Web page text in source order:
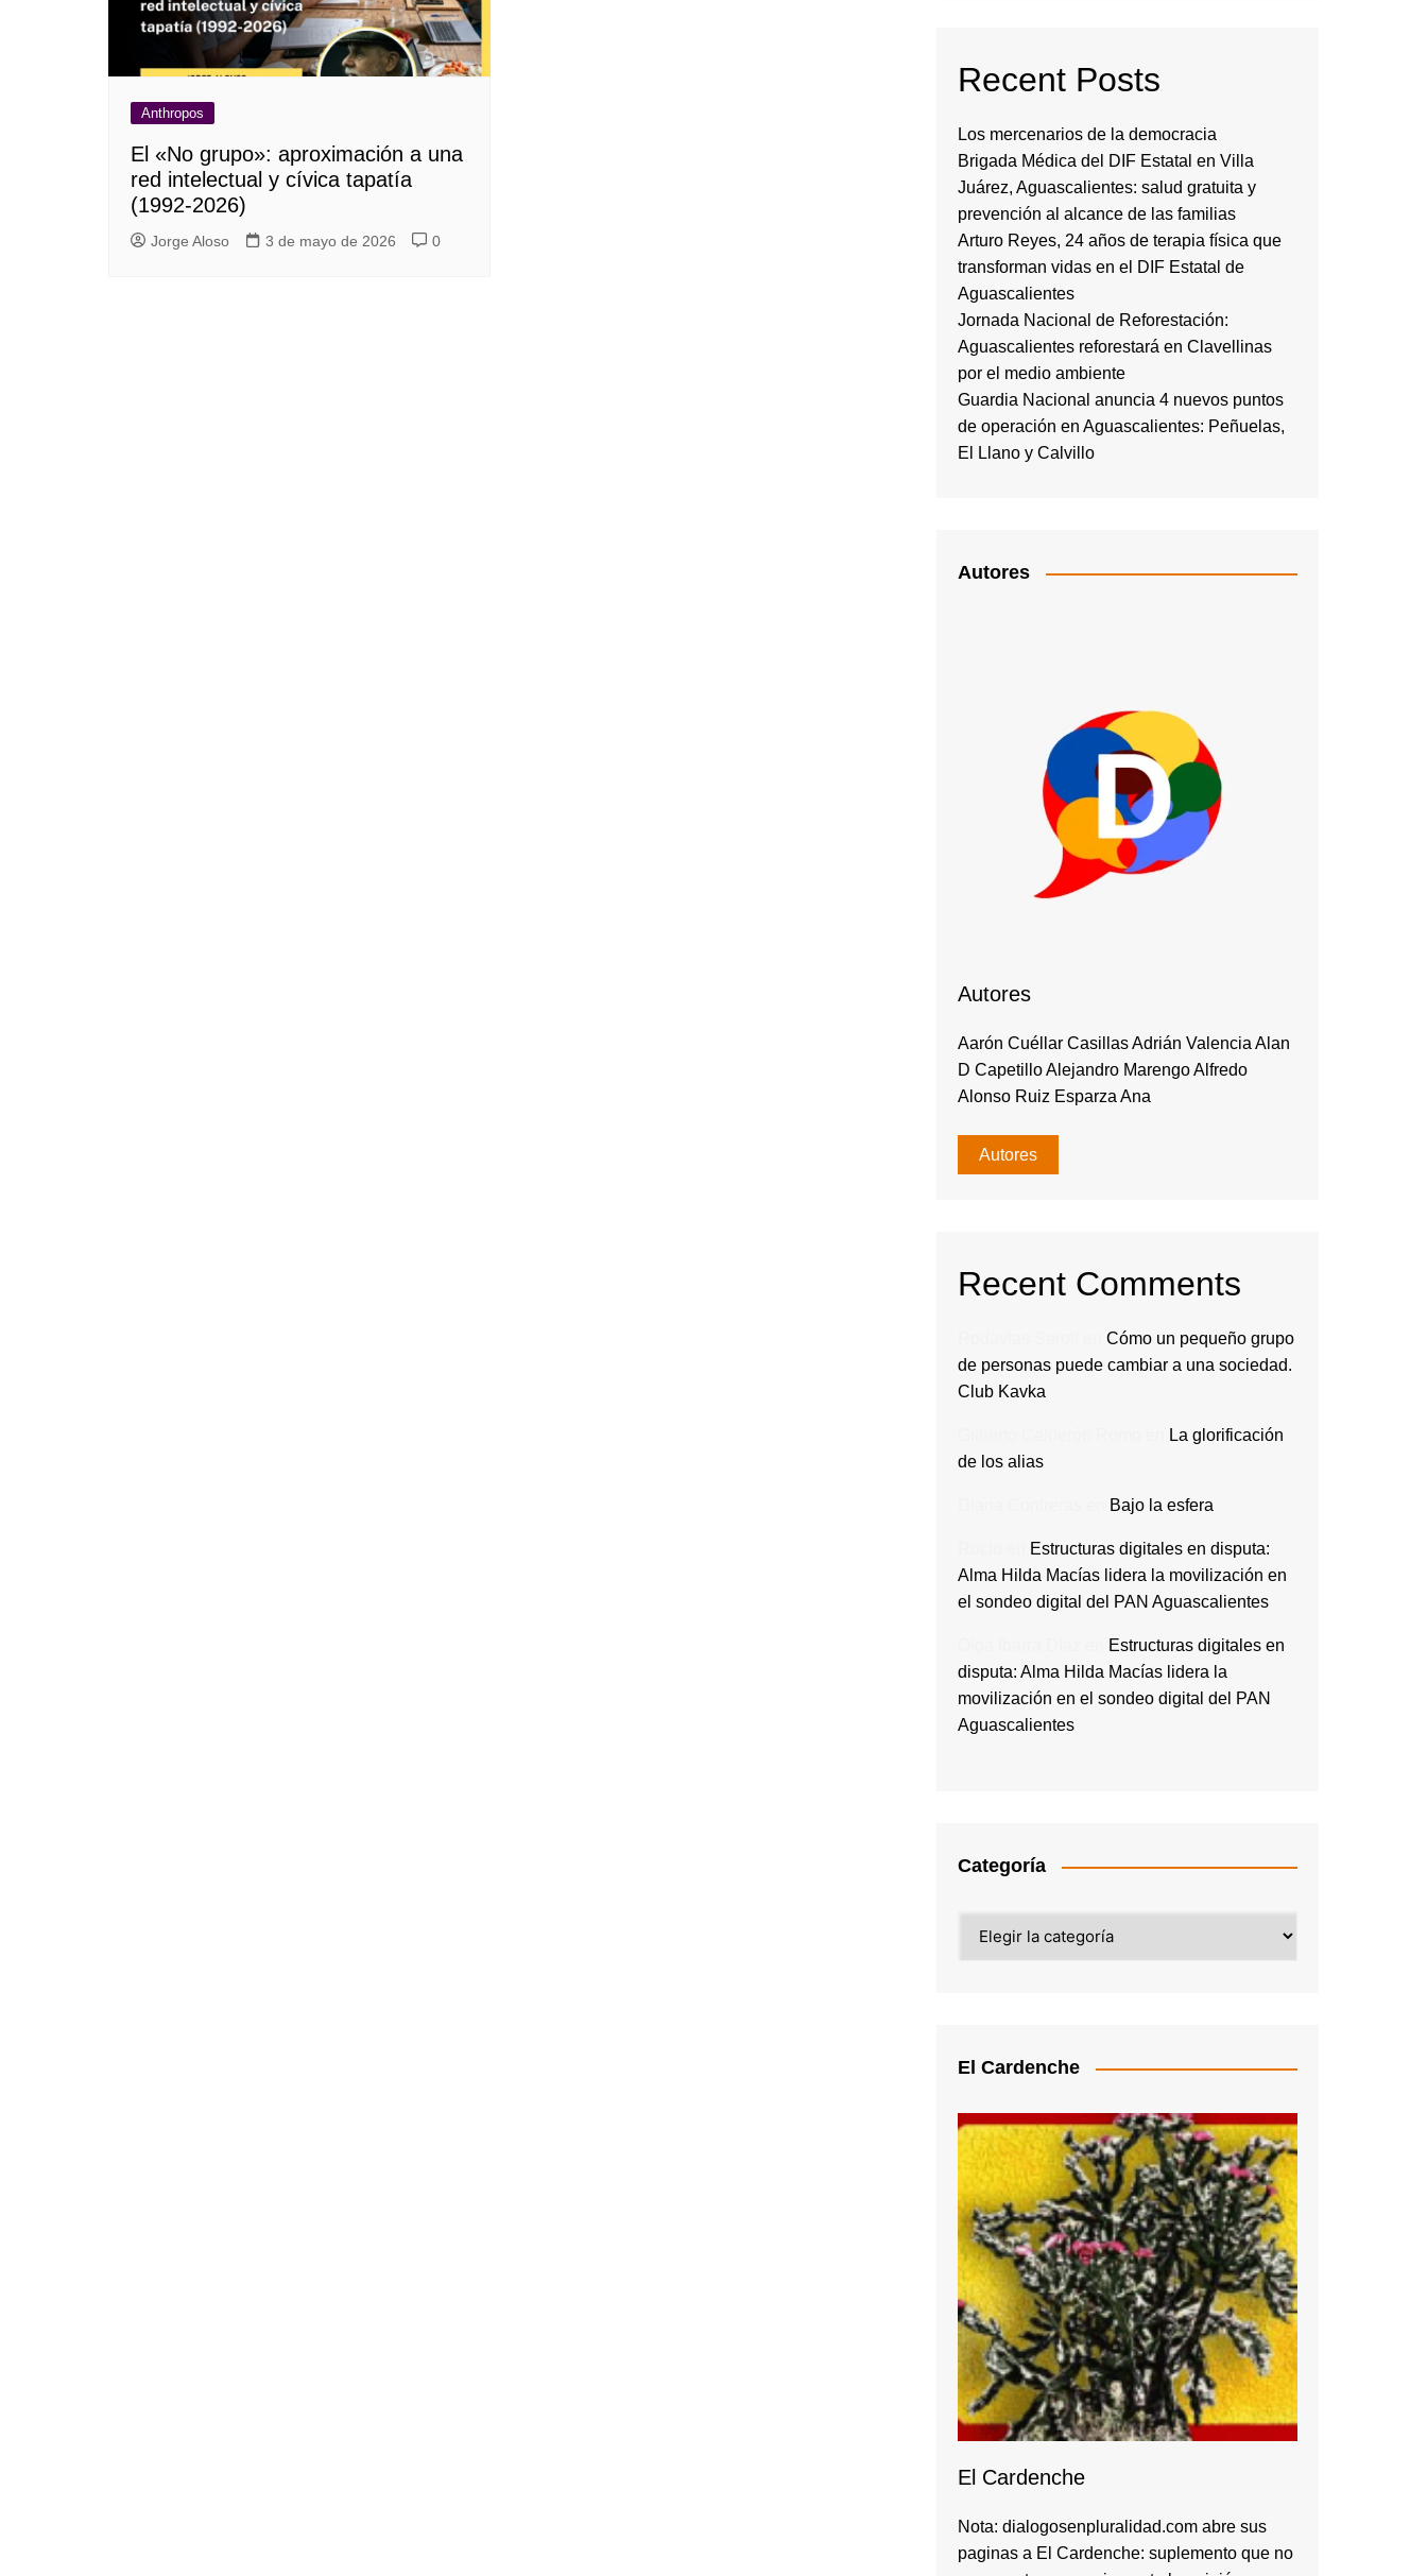
Anthropos
El «No grupo»: aproximación a una
red intelectual y cívica tapatía
(1992-2026)
Jorge Aloso 3 de mayo de 2026 0
Recent Posts
Los mercenarios de la democracia
Brigada Médica del DIF Estatal en Villa
Juárez, Aguascalientes: salud gratuita y
prevención al alcance de las familias
Arturo Reyes, 24 años de terapia física que
transforman vidas en el DIF Estatal de
Aguascalientes
Jornada Nacional de Reforestación:
Aguascalientes reforestará en Clavellinas
por el medio ambiente
Guardia Nacional anuncia 4 nuevos puntos
de operación en Aguascalientes: Peñuelas,
El Llano y Calvillo
Autores
Autores
Aarón Cuéllar Casillas Adrián Valencia Alan
D Capetillo Alejandro Marengo Alfredo
Alonso Ruiz Esparza Ana
Autores
Recent Comments
Cómo un pequeño grupo
de personas puede cambiar a una sociedad.
Club Kavka
La glorificación
de los alias
Bajo la esfera
Estructuras digitales en disputa:
Alma Hilda Macías lidera la movilización en
el sondeo digital del PAN Aguascalientes
Estructuras digitales en
disputa: Alma Hilda Macías lidera la
movilización en el sondeo digital del PAN
Aguascalientes
Categoría
El Cardenche
El Cardenche
Nota: dialogosenpluralidad.com abre sus
paginas a El Cardenche: suplemento que no